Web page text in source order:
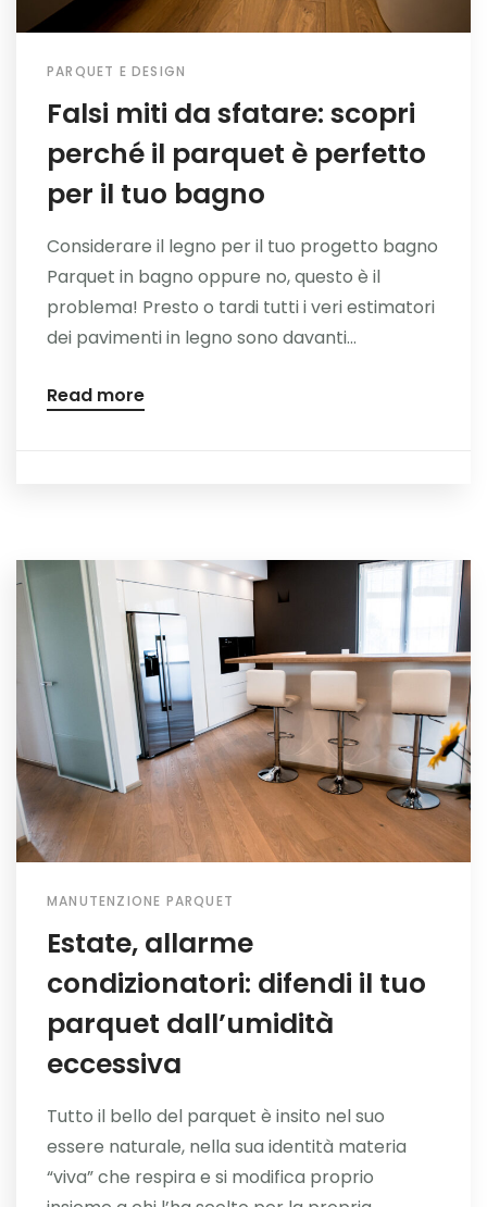
PARQUET E DESIGN
Falsi miti da sfatare: scopri
perché il parquet è perfetto
per il tuo bagno
Considerare il legno per il tuo progetto bagno
Parquet in bagno oppure no, questo è il
problema! Presto o tardi tutti i veri estimatori
dei pavimenti in legno sono davanti...
Read more
MANUTENZIONE PARQUET
Estate, allarme
condizionatori: difendi il tuo
parquet dall’umidità
eccessiva
Tutto il bello del parquet è insito nel suo
essere naturale, nella sua identità materia
“viva” che respira e si modifica proprio